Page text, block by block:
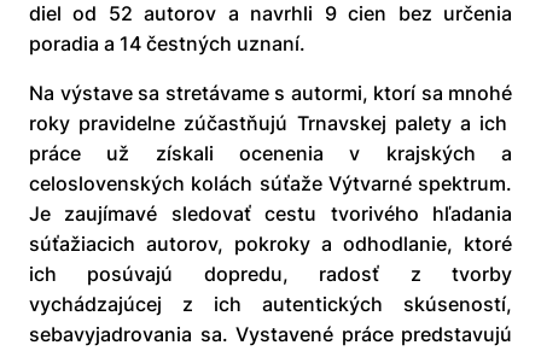
diel od 52 autorov a navrhli 9 cien bez určenia
poradia a 14 čestných uznaní.
Na výstave sa stretávame s autormi, ktorí sa mnohé
roky pravidelne zúčastňujú Trnavskej palety a ich
práce už získali ocenenia v krajských a
celoslovenských kolách súťaže Výtvarné spektrum.
Je zaujímavé sledovať cestu tvorivého hľadania
súťažiacich autorov, pokroky a odhodlanie, ktoré
ich posúvajú dopredu, radosť z tvorby
vychádzajúcej z ich autentických skúseností,
sebavyjadrovania sa. Vystavené práce predstavujú